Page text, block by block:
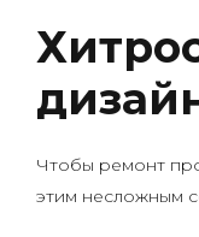
Чтобы ремонт
этим несложным